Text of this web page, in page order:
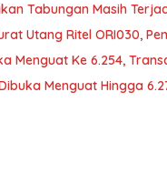
Tabungan Masih
Utang Ritel ORI030,
Menguat Ke 6.254,
Menguat Hingga